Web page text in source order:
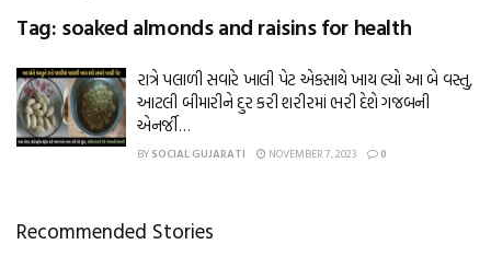
Tag: soaked almonds and raisins for health
રાત્રે પલાળી સવારે ખાલી પેટ એકસાથે ખાય લ્યો આ બે વસ્તુ,
આટલી બીમારીને દુર કરી શરીરમાં ભરી દેશે ગજબની
એનર્જી…
BY SOCIAL GUJARATI NOVEMBER 7, 2023 0
Recommended Stories